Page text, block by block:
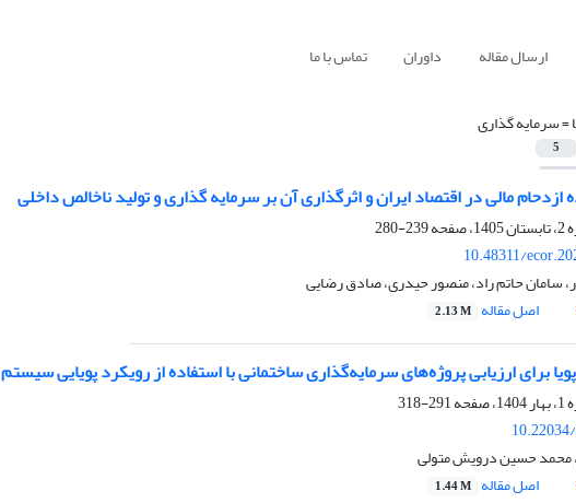
ارسال مقاله داوران تماس با ما
=سرمایه گذاری
5
مالی در اقتصاد ایران و اثرگذاری آن بر سرمایه گذاری و تولید ناخالص داخلی
239-280
10.48311/
سامان حاتم راد، منصور حیدری، صادق رضایی
اصل مقاله 2.13 M
برای ارزیابی پروژه‌های سرمایه‌گذاری ساختمانی با استفاده از رویکرد پویایی سیستم
291-318
محمد حسین درویش متولی
اصل مقاله 1.44 M